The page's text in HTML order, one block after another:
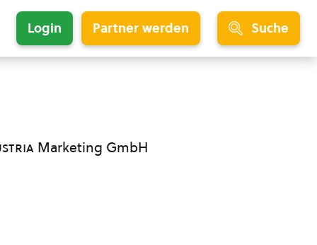
Login Partner werden Suche
Marketing GmbH